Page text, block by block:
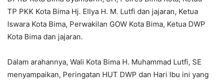
TP PKK Kota Bima Hj. Ellya H. M. Lutfi dan jajaran, Ketua
Iswara Kota Bima, Perwakilan GOW Kota Bima, Ketua DWP
Kota Bima dan jajaran.
Dalam arahannya, Wali Kota Bima H. Muhammad Lutfi, SE
menyampaikan, Peringatan HUT DWP dan Hari Ibu ini yang